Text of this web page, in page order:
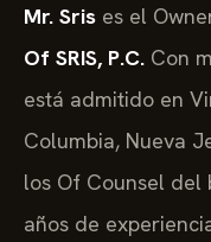
Mr. Sris es el
Of SRIS, P.C. Con
está admitido en
Columbia, Nueva
los Of Counsel del
años de